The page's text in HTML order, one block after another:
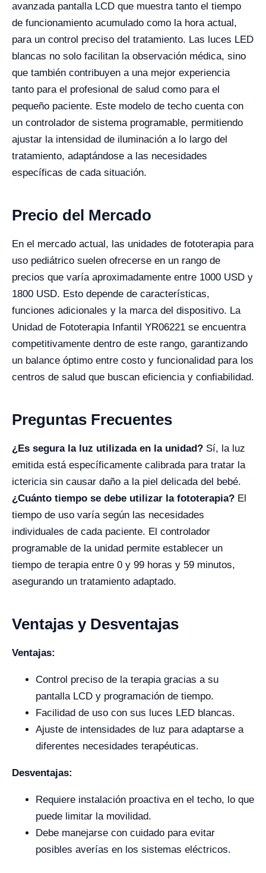
avanzada pantalla LCD que muestra tanto el tiempo
de funcionamiento acumulado como la hora actual,
para un control preciso del tratamiento. Las luces LED
blancas no solo facilitan la observación médica, sino
que también contribuyen a una mejor experiencia
tanto para el profesional de salud como para el
pequeño paciente. Este modelo de techo cuenta con
un controlador de sistema programable, permitiendo
ajustar la intensidad de iluminación a lo largo del
tratamiento, adaptándose a las necesidades
específicas de cada situación.
Precio del Mercado
En el mercado actual, las unidades de fototerapia para
uso pediátrico suelen ofrecerse en un rango de
precios que varía aproximadamente entre 1000 USD y
1800 USD. Esto depende de características,
funciones adicionales y la marca del dispositivo. La
Unidad de Fototerapia Infantil YR06221 se encuentra
competitivamente dentro de este rango, garantizando
un balance óptimo entre costo y funcionalidad para los
centros de salud que buscan eficiencia y confiabilidad.
Preguntas Frecuentes
¿Es segura la luz utilizada en la unidad? Sí, la luz
emitida está específicamente calibrada para tratar la
ictericia sin causar daño a la piel delicada del bebé.
¿Cuánto tiempo se debe utilizar la fototerapia? El
tiempo de uso varía según las necesidades
individuales de cada paciente. El controlador
programable de la unidad permite establecer un
tiempo de terapia entre 0 y 99 horas y 59 minutos,
asegurando un tratamiento adaptado.
Ventajas y Desventajas
Ventajas:
Control preciso de la terapia gracias a su
pantalla LCD y programación de tiempo.
Facilidad de uso con sus luces LED blancas.
Ajuste de intensidades de luz para adaptarse a
diferentes necesidades terapéuticas.
Desventajas:
Requiere instalación proactiva en el techo, lo que
puede limitar la movilidad.
Debe manejarse con cuidado para evitar
posibles averías en los sistemas eléctricos.